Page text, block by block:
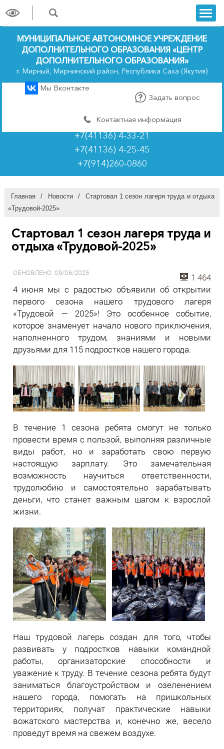
trk
МУНИЦИПАЛЬНОЕ АВТОНОМНОЕ УЧРЕЖДЕНИЕ
ДОПОЛНИТЕЛЬНОГО ОБРАЗОВАНИЯ «ЦЕНТР
ДОПОЛНИТЕЛЬНОГО ОБРАЗОВАНИЯ»
г. Мирный, Мирнинский район, Республика Саха (Якутия)
Мы Вконтакте
Задать вопрос
Контактная информация
+7(41136) 4-33-21
+7(41136) 4-25-45
+7(914)260-0860
Главная / Новости /
Стартовал 1 сезон лагеря труда и отдыха
«Трудовой-2025»
Стартовал 1 сезон лагеря труда и
отдыха «Трудовой-2025»
ОБНОВЛЕНО: 09/06/2025
1 464
4 июня мы с радостью объявили об открытии
первого сезона нашего трудового лагеря
«Трудовой — 2025»! Это особенное событие,
которое знаменует начало нового приключения,
наполненного трудом, знаниями и новыми
друзьями для 115 подростков нашего города.
В течение 1 сезона ребята смогут не только
провести время с пользой, выполняя различные
виды работ, но и заработать свою первую
настоящую зарплату. Это замечательная
возможность научиться ответственности,
трудолюбию и самостоятельно зарабатывать
деньги, что станет важным шагом к взрослой
жизни.
Наш трудовой лагерь создан для того, чтобы
развивать у подростков навыки командной
работы, организаторские способности и
уважение к труду. В течение сезона ребята будут
заниматься благоустройством и озеленением
нашего города, помогать на пришкольных
территориях, получат практические навыки
вожатского мастерства и, конечно же, весело
проведут время на свежем воздухе.